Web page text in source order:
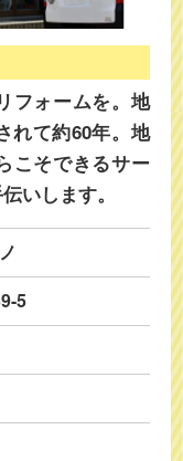
フォームを。地
れて約60年。地
こそできるサー
いします。
5